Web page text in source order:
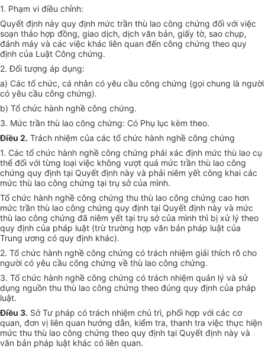
1. Phạm vi điều chỉnh:
Quyết định này quy định mức trần thù lao công chứng đối với việc
soạn thảo hợp đồng, giao dịch, dịch văn bản, giấy tờ, sao chụp,
đánh máy và các việc khác liên quan đến công chứng theo quy
định của Luật Công chứng.
2.Đối tượng áp dụng:
a) Các tổ chức, cá nhân có yêu cầu công chứng (gọi chung là người
có yêu cầu công chứng).
b) Tổ chức hành nghề công chứng.
3. Mức trần thù lao công chứng: Có Phụ lục kèm theo.
Điều 2. Trách nhiệm của các tổ chức hành nghề công chứng
1. Các tổ chức hành nghề công chứng phải xác định mức thù lao cụ
thể đối với từng loại việc không vượt quá mức trần thù lao công
chứng quy định tại Quyết định này và phải niêm yết công khai các
mức thù lao công chứng tại trụ sở của mình.
Tổ chức hành nghề công chứng thu thù lao công chứng cao hơn
mức trần thù lao công chứng quy định tại Quyết định này và mức
thù lao công chứng đã niêm yết tại trụ sở của mình thì bị xử lý theo
quy định của pháp luật (trừ trường hợp văn bản pháp luật của
Trung ương có quy định khác).
2. Tổ chức hành nghề công chứng có trách nhiệm giải thích rõ cho
người có yêu cầu công chứng về thù lao công chứng.
3. Tổ chức hành nghề công chứng có trách nhiệm quản lý và sử
dụng nguồn thu thù lao công chứng theo đúng quy định của pháp
luật.
Điều 3. Sở Tư pháp có trách nhiệm chủ trì, phối hợp với các cơ
quan, đơn vị liên quan hướng dẫn, kiểm tra, thanh tra việc thực hiện
mức thu thù lao công chứng theo quy định tại Quyết định này và
văn bản pháp luật khác có liên quan.